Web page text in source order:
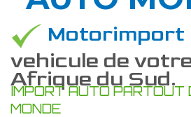
Motorimport
vehicule de
Afrique du Sud.
IMPORT AUTO PARTOUT
MONDE